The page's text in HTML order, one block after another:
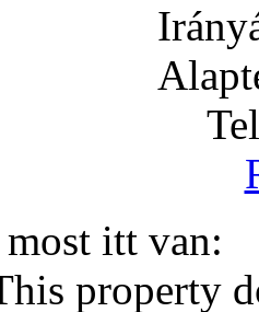
most itt
property